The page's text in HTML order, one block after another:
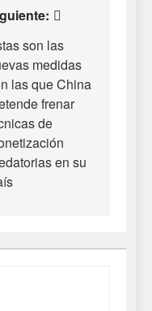
son las
medidas
las que China
frenar
de
en su